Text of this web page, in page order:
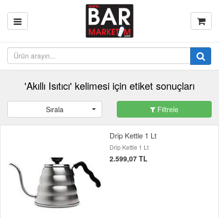
'Akıllı Isıtıcı' kelimesi için etiket sonuçları
Sırala Filtrele
Drip Kettle 1 Lt
Drip Kettle 1 Lt
2.599,07 TL